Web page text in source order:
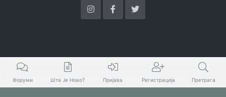
Форуми Шта Је Ново? Пријава Регистрација Претрага